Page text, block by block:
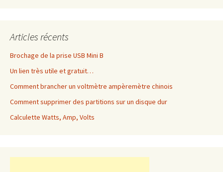
Articles récents
Brochage de la prise USB Mini B
Un lien très utile et gratuit…
Comment brancher un voltmètre ampèremètre chinois
Comment supprimer des partitions sur un disque dur
Calculette Watts, Amp, Volts